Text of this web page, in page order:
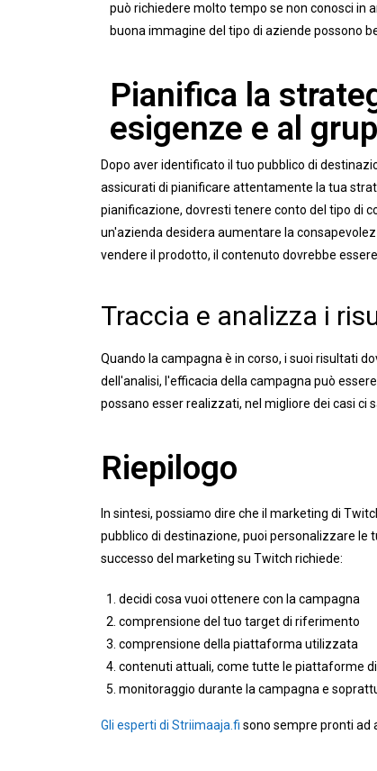
può richiedere molto tempo se non conosci in
buona immagine del tipo di aziende possono
Pianifica la
esigenze e al
Dopo aver identificato il tuo pubblico di
assicurati di pianificare attentamente la tua
pianificazione, dovresti tenere conto del tipo di
un'azienda desidera aumentare la
vendere il prodotto, il contenuto dovrebbe
Traccia e analizza i
Quando la campagna è in corso, i suoi risultati
dell'analisi, l'efficacia della campagna può
possano esser realizzati, nel migliore dei casi ci
Riepilogo
In sintesi, possiamo dire che il marketing di
pubblico di destinazione, puoi personalizzare le
successo del marketing su Twitch richiede:
decidi cosa vuoi ottenere con la campagna
comprensione del tuo target di riferimento
comprensione della piattaforma utilizzata
contenuti attuali, come tutte le piattaforme
monitoraggio durante la campagna e
Gli esperti di Striimaaja.fi sono sempre pronti ad